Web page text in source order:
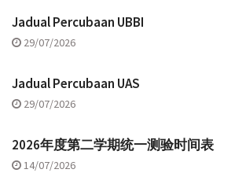
Jadual Percubaan UBBI
29/07/2026
Jadual Percubaan UAS
29/07/2026
2026年度第二学期统一测验时间表
14/07/2026